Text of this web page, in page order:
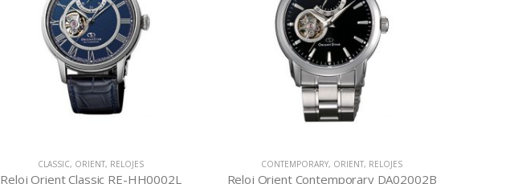
CLASSIC, ORIENT, RELOJES
Reloj Orient Classic RE-HH0002L
CONTEMPORARY, ORIENT, RELOJES
Reloj Orient Contemporary DA02002B